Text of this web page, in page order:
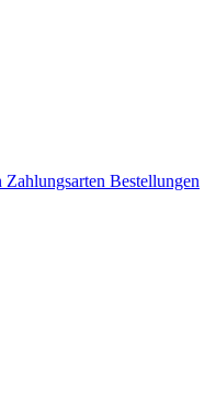
Zahlungsarten Bestellungen